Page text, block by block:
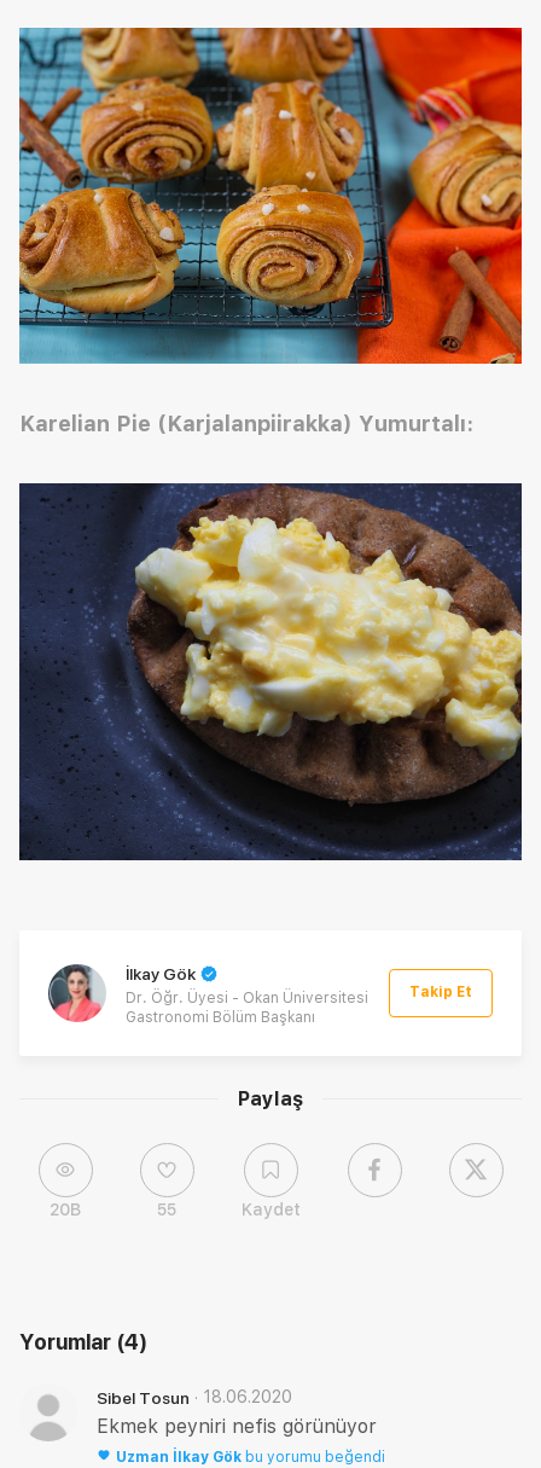
Paylaş
20B 55 Kaydet
Karelian Pie (Karjalanpiirakka) Yumurtalı:
İlkay Gök
Dr. Öğr. Üyesi - Okan Üniversitesi
Gastronomi Bölüm Başkanı
Takip Et
Yorumlar (4)
Sibel Tosun · 18.06.2020
Ekmek peyniri nefis görünüyor
Uzman İlkay Gök bu yorumu beğendi